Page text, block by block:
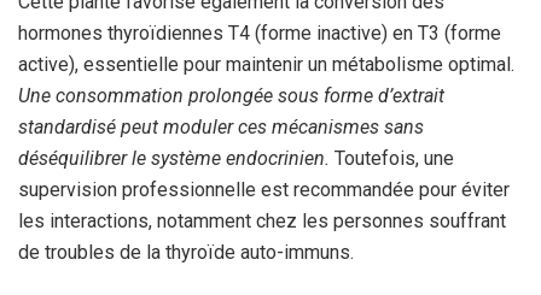
hormones thyroïdiennes T4 (forme inactive) en T3 (forme
active), essentielle pour maintenir un métabolisme optimal.
Une consommation prolongée sous forme d’extrait
standardisé peut moduler ces mécanismes sans
déséquilibrer le système endocrinien. Toutefois, une
supervision professionnelle est recommandée pour éviter
les interactions, notamment chez les personnes souffrant
de troubles de la thyroïde auto-immuns.